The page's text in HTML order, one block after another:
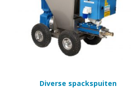
Diverse spackspuiten